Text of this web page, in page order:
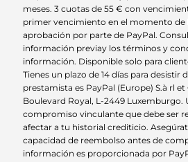
meses. 3 cuotas de 55 € con
primer vencimiento en el momento de
aprobación por parte de PayPal.
información previay los términos y
información. Disponible solo para
Tienes un plazo de 14 días para desistir
prestamista es PayPal (Europe) S.à rl et
Boulevard Royal, L-2449 Luxemburgo.
compromiso vinculante que debe ser
afectar a tu historial crediticio.
capacidad de reembolso antes de
información es proporcionada por